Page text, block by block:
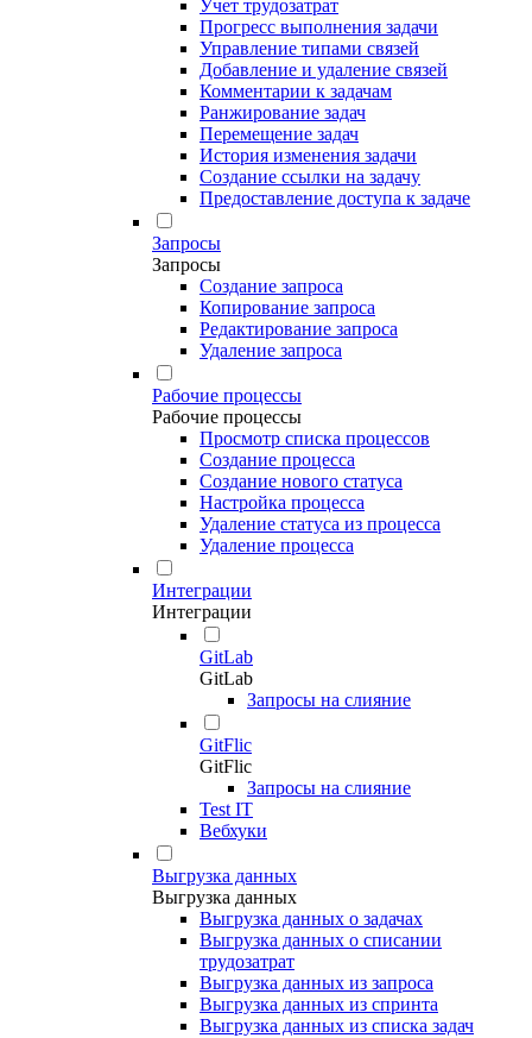
Учет трудозатрат
Прогресс выполнения задачи
Управление типами связей
Добавление и удаление связей
Комментарии к задачам
Ранжирование задач
Перемещение задач
История изменения задачи
Создание ссылки на задачу
Предоставление доступа к задаче
Запросы
Запросы
Создание запроса
Копирование запроса
Редактирование запроса
Удаление запроса
Рабочие процессы
Рабочие процессы
Просмотр списка процессов
Создание процесса
Создание нового статуса
Настройка процесса
Удаление статуса из процесса
Удаление процесса
Интеграции
Интеграции
GitLab
GitLab
Запросы на слияние
GitFlic
GitFlic
Запросы на слияние
Test IT
Вебхуки
Выгрузка данных
Выгрузка данных
Выгрузка данных о задачах
Выгрузка данных о списании
трудозатрат
Выгрузка данных из запроса
Выгрузка данных из спринта
Выгрузка данных из списка задач